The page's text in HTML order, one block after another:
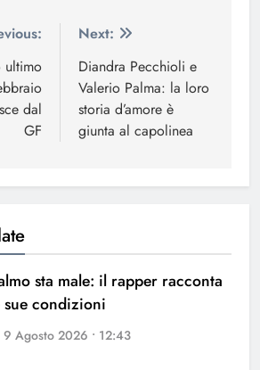
ultimo
dal
GF
Next:
Diandra Pecchioli e
Valerio Palma: la loro
storia d’amore è
giunta al capolinea
sta male: il rapper racconta
sue condizioni
9 Agosto 2026 • 12:43